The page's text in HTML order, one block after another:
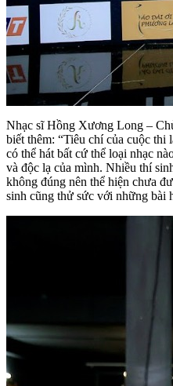
Nhạc sĩ Hồng Xương Long –
biết thêm: “Tiêu chí của cuộc
có thể hát bất cứ thể loại nhạc
và độc lạ của mình. Nhiều thí
không đúng nên thể hiện chưa
sinh cũng thử sức với những bài